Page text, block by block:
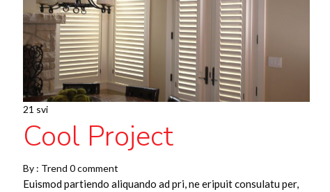
21 svi
Cool Project
By : Trend 0 comment
Euismod partiendo aliquando ad pri, ne eripuit consulatu per,